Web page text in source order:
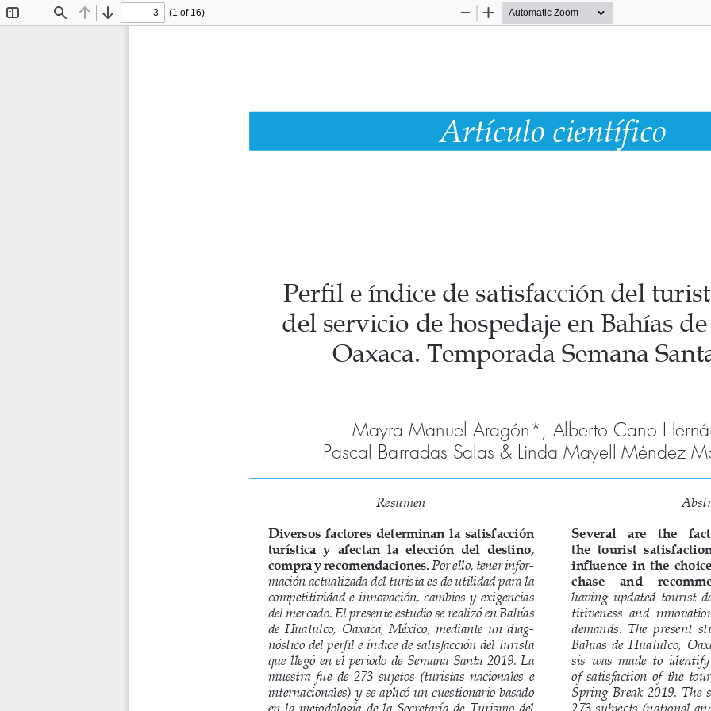
Find Previous
Next
(1 of 16)
Zoom
Zoom
Perfil e índice de satisfacción del
del servicio de hospedaje en Bahías
Oaxaca. Temporada Semana
Mayra  Manuel  Aragón*,  Alberto
Pascal Barradas Salas & Linda Mayell Méndez
Resumen
Diversos  factores  determinan  la  satisfacción
turística  y  afectan  la  elección  del  destino,
compra y recomendaciones. Por ello, tener infor-
mación actualizada del turista es de utilidad para la
competitividad  e  innovación,  cambios  y  exigencias
del mercado. El presente estudio se realizó en Bahías
de  Huatulco,  Oaxaca,  México,  mediante  un  diag-
nóstico del perfil e índice de satisfacción del turista
que  llegó  en  el  periodo  de  Semana  Santa  2019.  La
muestra  fue  de  273  sujetos  (turistas  nacionales  e
internacionales) y se aplicó un cuestionario basado
en  la  metodología  de  la  Secretaría  de  Turismo  del
Several    are    the
the  tourist
influence  in  the
chase     and
having  updated  tourist
titiveness  and
demands.  The  present
Bahias  de  Huatulco,
sis  was  made  to
of  satisfaction  of  the
Spring  Break  2019.  The
273 subjects (national
Artículo científico